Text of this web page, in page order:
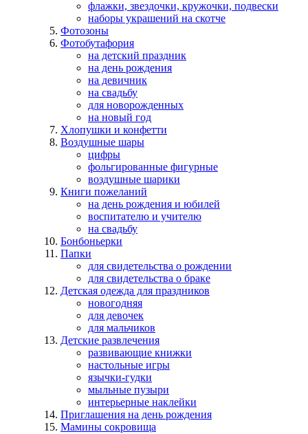
флажки, звездочки, кружочки, подвески
наборы украшений на скотче
Фотозоны
Фотобутафория
на детский праздник
на день рождения
на девичник
на свадьбу
для новорожденных
на новый год
Хлопушки и конфетти
Воздушные шары
цифры
фольгированные фигурные
воздушные шарики
Книги пожеланий
на день рождения и юбилей
воспитателю и учителю
на свадьбу
Бонбоньерки
Папки
для свидетельства о рождении
для свидетельства о браке
Детская одежда для праздников
новогодняя
для девочек
для мальчиков
Детские развлечения
развивающие книжки
настольные игры
язычки-гудки
мыльные пузыри
интерьерные наклейки
Приглашения на день рождения
Мамины сокровища